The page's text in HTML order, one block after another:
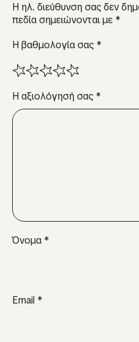
Η ηλ. διεύθυνση σας δεν
πεδία σημειώνονται με *
Η βαθμολογία σας *
Η αξιολόγησή σας *
Όνομα *
Email *